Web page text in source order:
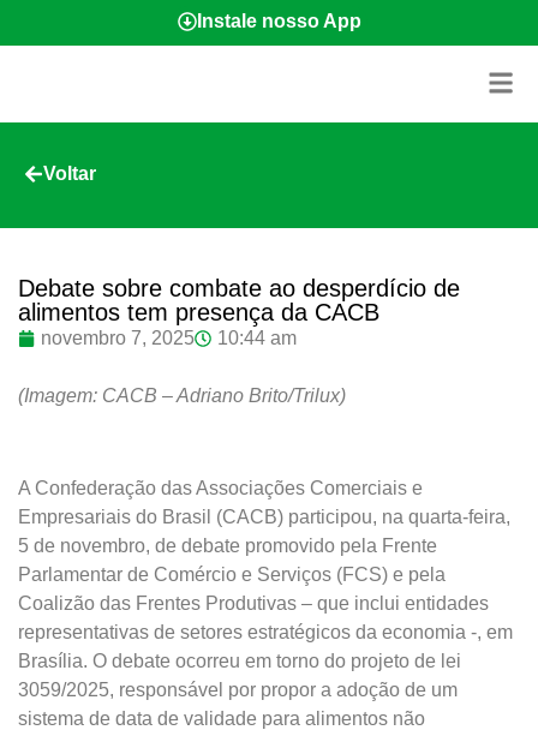
Instale nosso App
Voltar
Debate sobre combate ao desperdício de
alimentos tem presença da CACB
novembro 7, 2025 10:44 am
(Imagem: CACB – Adriano Brito/Trilux)
A Confederação das Associações Comerciais e
Empresariais do Brasil (CACB) participou, na quarta-feira,
5 de novembro, de debate promovido pela Frente
Parlamentar de Comércio e Serviços (FCS) e pela
Coalizão das Frentes Produtivas – que inclui entidades
representativas de setores estratégicos da economia -, em
Brasília. O debate ocorreu em torno do projeto de lei
3059/2025, responsável por propor a adoção de um
sistema de data de validade para alimentos não